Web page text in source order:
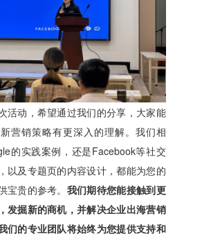
活动，希望通过我们的分享，大家能
营销策略有更深入的理解。我们相
的实践案例，还是Facebook等社交
以及专题页的内容设计，都能为您的
宝贵的参考。 我们期待您能接触到更
发掘新的商机，并解决企业出海营销
们的专业团队将始终为您提供支持和